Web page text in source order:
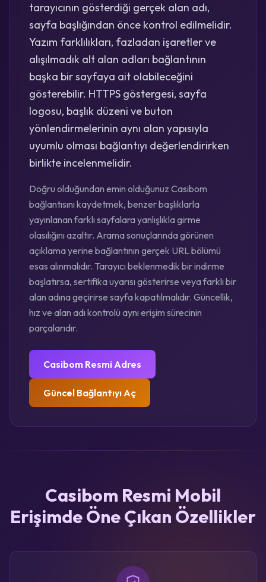
tarayıcının gösterdiği gerçek alan adı,
sayfa başlığından önce kontrol edilmelidir.
Yazım farklılıkları, fazladan işaretler ve
alışılmadık alt alan adları bağlantının
başka bir sayfaya ait olabileceğini
gösterebilir. HTTPS göstergesi, sayfa
logosu, başlık düzeni ve buton
yönlendirmelerinin aynı alan yapısıyla
uyumlu olması bağlantıyı değerlendirirken
birlikte incelenmelidir.
Doğru olduğundan emin olduğunuz Casibom
bağlantısını kaydetmek, benzer başlıklarla
yayınlanan farklı sayfalara yanlışlıkla girme
olasılığını azaltır. Arama sonuçlarında görünen
açıklama yerine bağlantının gerçek URL bölümü
esas alınmalıdır. Tarayıcı beklenmedik bir indirme
başlatırsa, sertifika uyarısı gösterirse veya farklı bir
alan adına geçirirse sayfa kapatılmalıdır. Güncellik,
hız ve alan adı kontrolü aynı erişim sürecinin
parçalarıdır.
Casibom Resmi Adres
Güncel Bağlantıyı Aç
Casibom Resmi Mobil
Erişimde Öne Çıkan Özellikler